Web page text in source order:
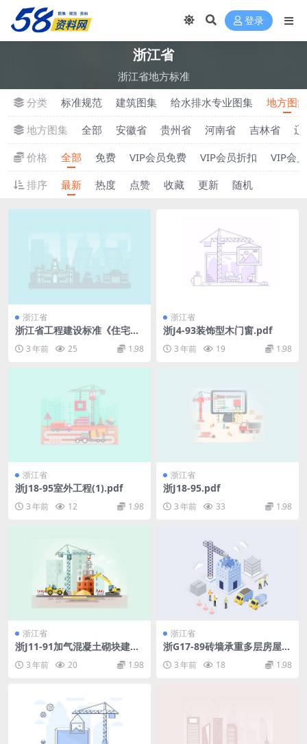
登录
浙江省
浙江省地方标准
分类
标准规范 建筑图集 给水排水专业图集
地方图集
地方图集
全部 安徽省 贵州省 河南省 吉林省
辽
价格
全部 免费 VIP会员免费 VIP会员折扣
VIP会
排序
最新 热度 点赞 收藏 更新 随机
浙江省
浙江省工程建设标准《住宅设
3 年前 25 1.98
浙江省
浙J4-93装饰型木门窗.pdf
3 年前 19 1.98
浙江省
浙J18-95室外工程(1).pdf
3 年前 12 1.98
浙江省
浙J18-95.pdf
3 年前 33 1.98
浙江省
浙J11-91加气混凝土砌块建筑
3 年前 20 1.98
浙江省
浙G17-89砖墙承重多层房屋结
构抗震构造节点详图1111.pdf
3 年前 18 1.98